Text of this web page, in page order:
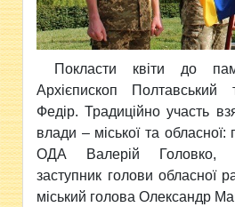
Покласти квіти до
Архієпископ Полтавський
Федір. Традиційно участь
влади – міської та обласної:
ОДА Валерій Головко,
заступник голови обласної
міський голова Олександр